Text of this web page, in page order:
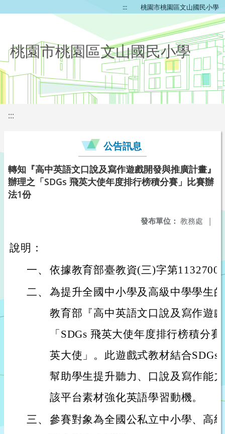
::: 桃園市桃園區文山國民小學
桃園市桃園區文山國民小學
:::
公告訊息
轉知『高中英語文口說及寫作遊戲開發與推廣計畫』
辦理之「SDGs 飛英大使年度排行榜積分賽」比賽辦
法1份
發布單位： 教務處 |
說明：
一、 依據教育部臺教資(三)字第
二、 為提升全國中小學及高級中學學生
教育部『高中英語文口說及寫作遊
「SDGs 飛英大使年度排行榜積分
英大使」。此遊戲式教材結合SDGs
幫助學生提升聽力、口說及寫作能
該平台素材強化英語學習動機。
三、 參賽對象為全國公私立中小學、高